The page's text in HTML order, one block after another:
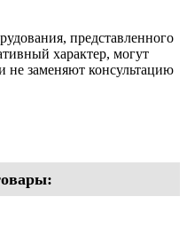
представленного
характер, могут
не заменяют консультацию